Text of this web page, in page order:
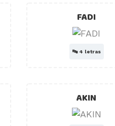
FADI
🔤 4 letras
AKIN